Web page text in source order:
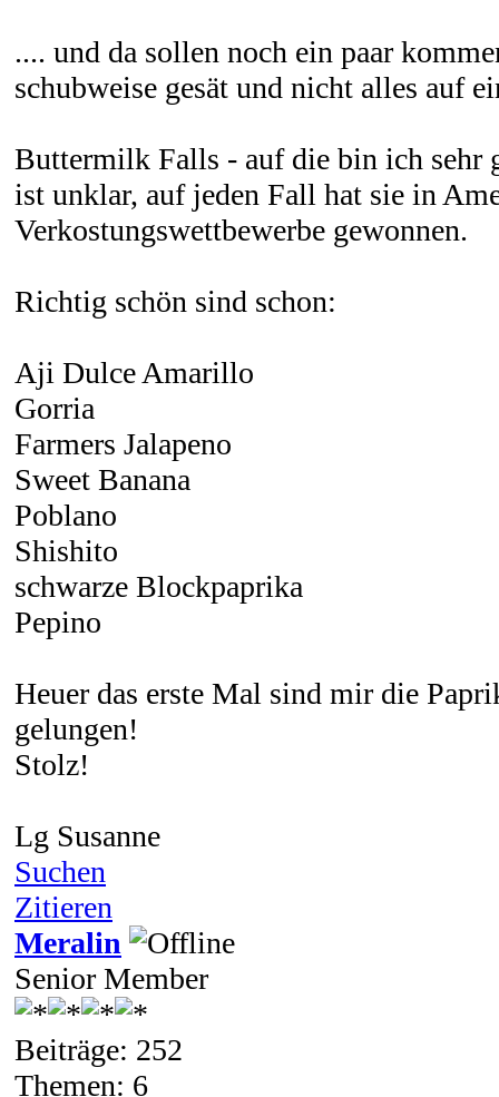
.... und da sollen noch ein paar
schubweise gesät und nicht alles auf
Buttermilk Falls - auf die bin ich sehr
ist unklar, auf jeden Fall hat sie in
Verkostungswettbewerbe gewonnen.
Richtig schön sind schon:
Aji Dulce Amarillo
Gorria
Farmers Jalapeno
Sweet Banana
Poblano
Shishito
schwarze Blockpaprika
Pepino
Heuer das erste Mal sind mir die
gelungen!
Stolz!
Lg Susanne
Suchen
Zitieren
Meralin
Senior Member
Beiträge: 252
Themen: 6